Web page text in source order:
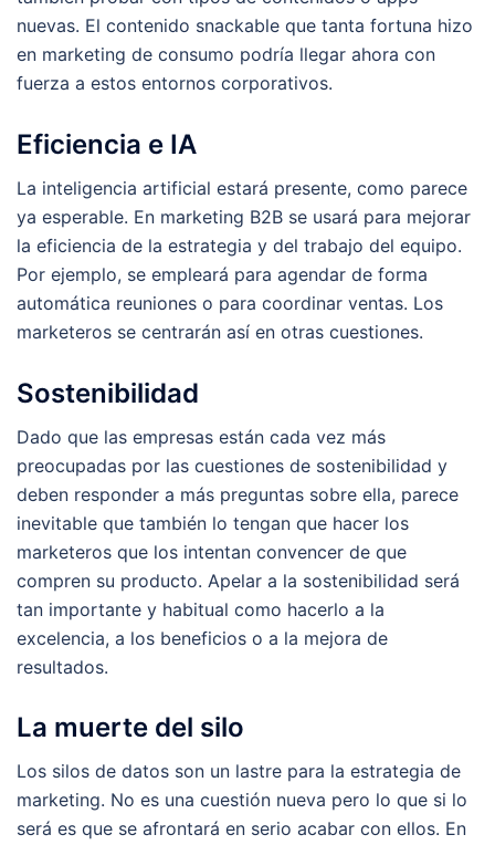
nuevas. El contenido snackable que tanta fortuna hizo
en marketing de consumo podría llegar ahora con
fuerza a estos entornos corporativos.
Eficiencia e IA
La inteligencia artificial estará presente, como parece
ya esperable. En marketing B2B se usará para mejorar
la eficiencia de la estrategia y del trabajo del equipo.
Por ejemplo, se empleará para agendar de forma
automática reuniones o para coordinar ventas. Los
marketeros se centrarán así en otras cuestiones.
Sostenibilidad
Dado que las empresas están cada vez más
preocupadas por las cuestiones de sostenibilidad y
deben responder a más preguntas sobre ella, parece
inevitable que también lo tengan que hacer los
marketeros que los intentan convencer de que
compren su producto. Apelar a la sostenibilidad será
tan importante y habitual como hacerlo a la
excelencia, a los beneficios o a la mejora de
resultados.
La muerte del silo
Los silos de datos son un lastre para la estrategia de
marketing. No es una cuestión nueva pero lo que si lo
será es que se afrontará en serio acabar con ellos. En